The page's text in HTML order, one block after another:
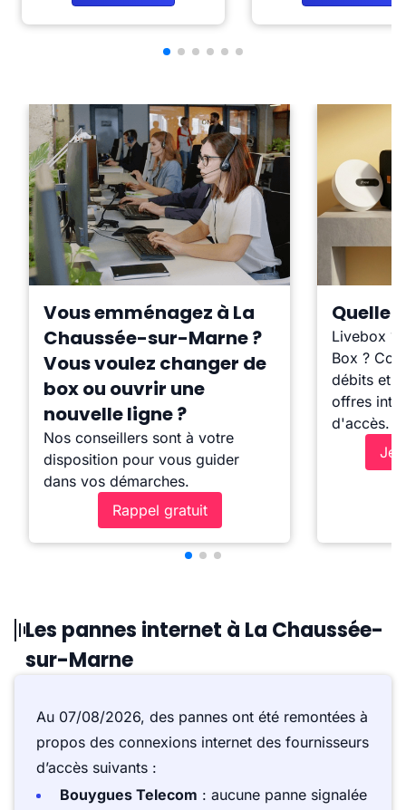
Vous emménagez à La
Chaussée-sur-Marne ?
Vous voulez changer de
box ou ouvrir une
nouvelle ligne ?
Nos conseillers sont à votre
disposition pour vous guider
dans vos démarches.
Rappel gratuit
Quelle
Livebox ?
Box ?
débits et
offres
d'accès.
Je
Les pannes internet à La Chaussée-
sur-Marne
Au 07/08/2026, des pannes ont été remontées à
propos des connexions internet des fournisseurs
d’accès suivants :
Bouygues Telecom : aucune panne signalée